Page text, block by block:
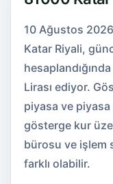
10 Ağustos
Katar Riyali,
Lirası ediyor.
piyasa ve piyasa
gösterge kur
bürosu ve işlem
farklı olabilir.